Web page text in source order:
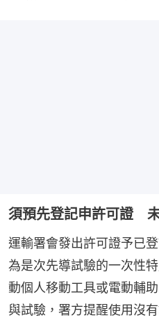
須預先登記申許可證
運輸署會發出許可證予已
為是次先導試驗的一次性
動個人移動工具或電動輔
與試驗，署方提醒使用沒